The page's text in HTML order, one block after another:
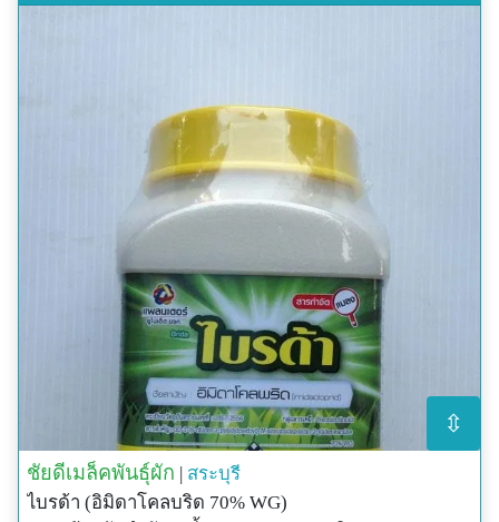
⇳
ชัยดีเมล็คพันธุ์ผัก | สระบุรี
ไบรด้า (อิมิดาโคลบริด 70% WG)